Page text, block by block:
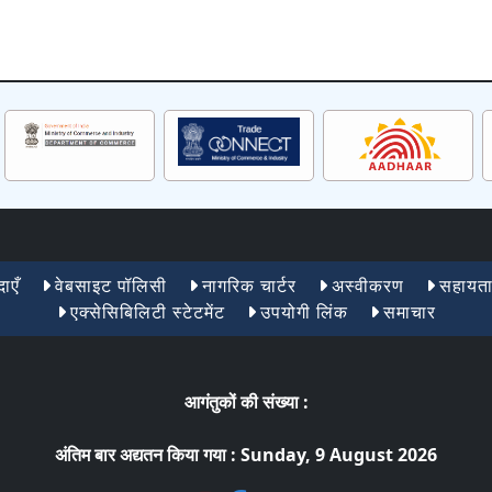
वेबसाइट पॉलिसी नागरिक चार्टर अस्वीकरण
सहायता
एक्सेसिबिलिटी स्टेटमेंट
उपयोगी लिंक समाचार
आगंतुकों की संख्या :
अंतिम बार अद्यतन किया गया : Sunday, 9 August 2026